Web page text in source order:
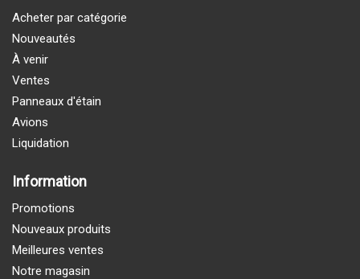
Acheter par catégorie
Nouveautés
À venir
Ventes
Panneaux d'étain
Avions
Liquidation
Information
Promotions
Nouveaux produits
Meilleures ventes
Notre magasin